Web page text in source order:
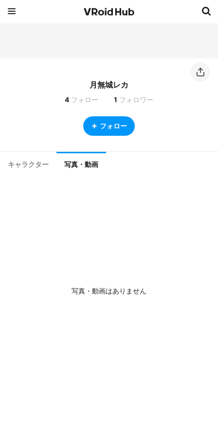
月無城レカ
4 フォロー 1 フォロワー
フォロー
キャラクター 写真・動画
写真・動画はありません